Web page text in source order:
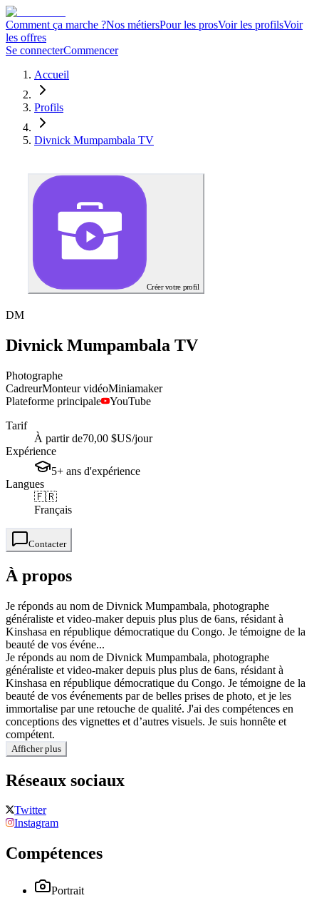
Comment ça marche ?Nos métiersPour les prosVoir les profilsVoir
les offres
Se connecterCommencer
Accueil
Profils
Divnick Mumpambala TV
Créer votre profil
DM
Divnick Mumpambala TV
Photographe
CadreurMonteur vidéoMiniamaker
Plateforme principale
YouTube
Tarif
À partir de70,00 $US/jour
Expérience
5+ ans d'expérience
Langues
🇫🇷
Français
Contacter
À propos
Je réponds au nom de Divnick Mumpambala, photographe
généraliste et video-maker depuis plus plus de 6ans, résidant à
Kinshasa en république démocratique du Congo. Je témoigne de la
beauté de vos événe...
Je réponds au nom de Divnick Mumpambala, photographe
généraliste et video-maker depuis plus plus de 6ans, résidant à
Kinshasa en république démocratique du Congo. Je témoigne de la
beauté de vos événements par de belles prises de photo, et je les
immortalise par une retouche de qualité. J'ai des compétences en
conceptions des vignettes et d’autres visuels. Je suis honnête et
compétent.
Afficher plus
Réseaux sociaux
Twitter
Instagram
Compétences
Portrait